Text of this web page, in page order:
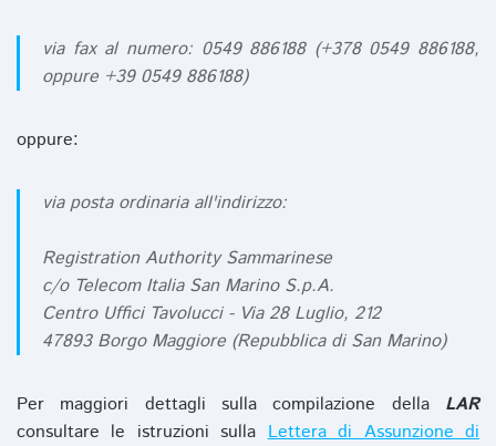
via fax al numero: 0549 886188 (+378 0549 886188,
oppure +39 0549 886188)
oppure:
via posta ordinaria all'indirizzo:
Registration Authority Sammarinese
c/o Telecom Italia San Marino S.p.A.
Centro Uffici Tavolucci - Via 28 Luglio, 212
47893 Borgo Maggiore (Repubblica di San Marino)
Per maggiori dettagli sulla compilazione della LAR
consultare le istruzioni sullaLettera di Assunzione di